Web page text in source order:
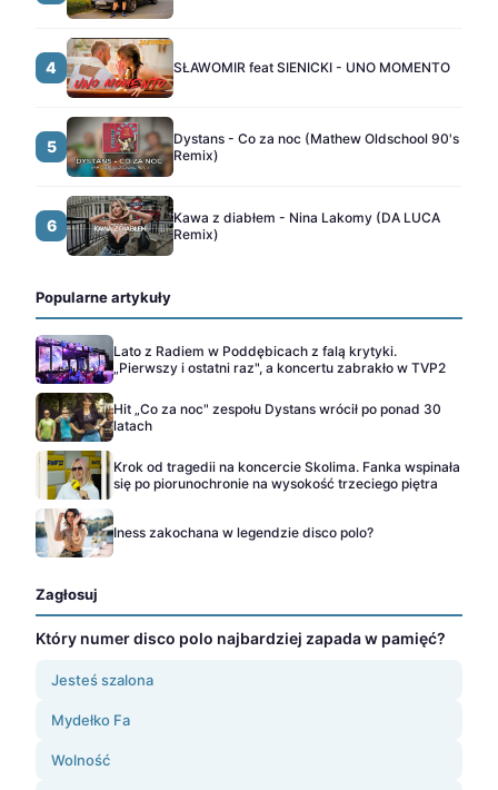
4 SŁAWOMIR feat SIENICKI - UNO MOMENTO
5
Dystans - Co za noc (Mathew Oldschool 90's
Remix)
6
Kawa z diabłem - Nina Lakomy (DA LUCA
Remix)
Popularne artykuły
Lato z Radiem w Poddębicach z falą krytyki.
„Pierwszy i ostatni raz", a koncertu zabrakło w TVP2
Hit „Co za noc" zespołu Dystans wrócił po ponad 30
latach
Krok od tragedii na koncercie Skolima. Fanka wspinała
się po piorunochronie na wysokość trzeciego piętra
Iness zakochana w legendzie disco polo?
Zagłosuj
Który numer disco polo najbardziej zapada w pamięć?
Jesteś szalona
Mydełko Fa
Wolność